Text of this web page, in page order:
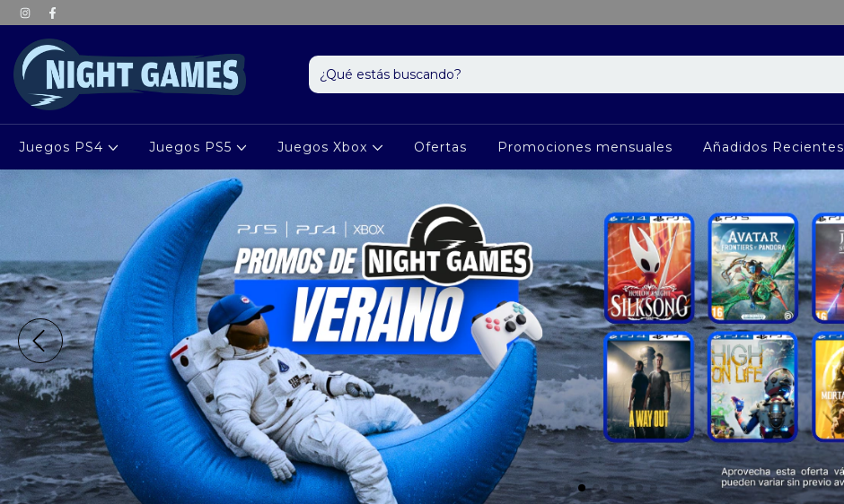
Juegos PS4 Juegos PS5 Juegos Xbox Ofertas Promociones mensuales Añadidos Recientes